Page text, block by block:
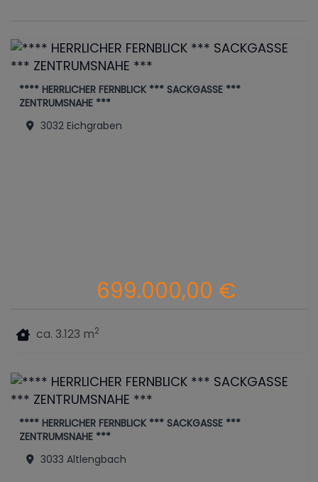
**** HERRLICHER FERNBLICK *** SACKGASSE ***
ZENTRUMSNAHE ***
3032 Eichgraben
ca. 3.123 m2
699.000,00 €
**** HERRLICHER FERNBLICK *** SACKGASSE ***
ZENTRUMSNAHE ***
3033 Altlengbach